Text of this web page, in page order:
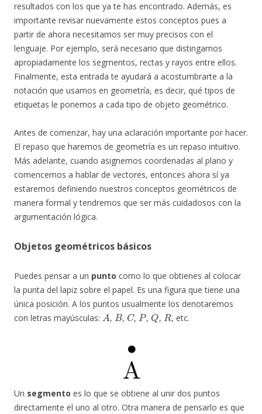
resultados con los que ya te has encontrado. Además, es
importante revisar nuevamente estos conceptos pues a
partir de ahora necesitamos ser muy precisos con el
lenguaje. Por ejemplo, será necesario que distingamos
apropiadamente los segmentos, rectas y rayos entre ellos.
Finalmente, esta entrada te ayudará a acostumbrarte a la
notación que usamos en geometría, es decir, qué tipos de
etiquetas le ponemos a cada tipo de objeto geométrico.
Antes de comenzar, hay una aclaración importante por hacer.
El repaso que haremos de geometría es un repaso intuitivo.
Más adelante, cuando asignemos coordenadas al plano y
comencemos a hablar de vectores, entonces ahora sí ya
estaremos definiendo nuestros conceptos geométricos de
manera formal y tendremos que ser más cuidadosos con la
argumentación lógica.
Objetos geométricos básicos
Puedes pensar a un punto como lo que obtienes al colocar
la punta del lapiz sobre el papel. Es una figura que tiene una
única posición. A los puntos usualmente los denotaremos
con letras mayúsculas:
A
,
B
,
C
,
P
,
Q
,
R
, etc.
Un segmento es lo que se obtiene al unir dos puntos
directamente el uno al otro. Otra manera de pensarlo es que